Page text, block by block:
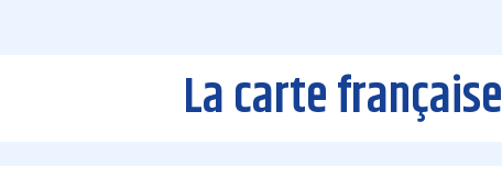
La carte française